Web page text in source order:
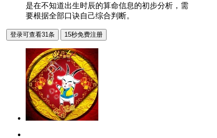
是在不知道出生时辰的算命信息的初步分析，需
要根据全部口诀自己综合判断。